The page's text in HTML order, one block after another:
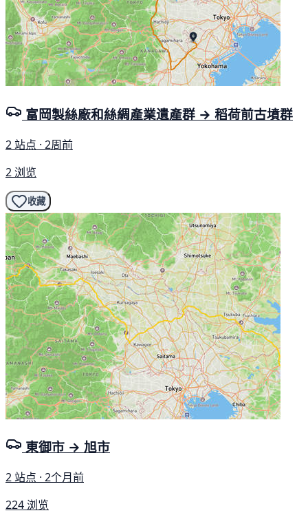
富岡製絲廠和絲綢產業遺產群 → 稻荷前古墳群
2 站点 · 2周前
2 浏览
收藏
東御市 → 旭市
2 站点 · 2个月前
224 浏览